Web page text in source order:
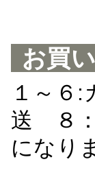
お買
１～６
送 ８
になり